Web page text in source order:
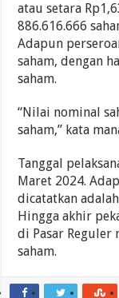
atau setara
886.616.666
Adapun
saham, dengan
saham.
“Nilai nominal
saham,” kata
Tanggal
Maret 2024.
dicatatkan adalah
Hingga akhir
di Pasar Reguler
saham.